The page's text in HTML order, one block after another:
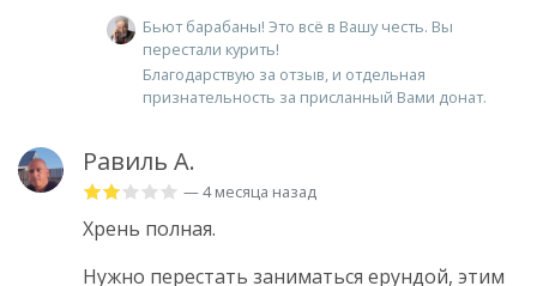
Бьют барабаны! Это всё в Вашу честь. Вы
перестали курить!
Благодарствую за отзыв, и отдельная
признательность за присланный Вами донат.
Равиль А.
— 4 месяца назад
Хрень полная.
Нужно перестать заниматься ерундой, этим